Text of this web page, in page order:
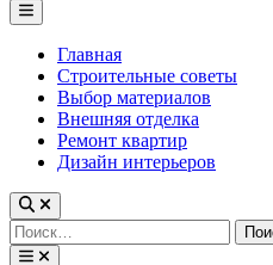
Main
Menu
Главная
Строительные советы
Выбор материалов
Внешняя отделка
Ремонт квартир
Дизайн интерьеров
Найти: